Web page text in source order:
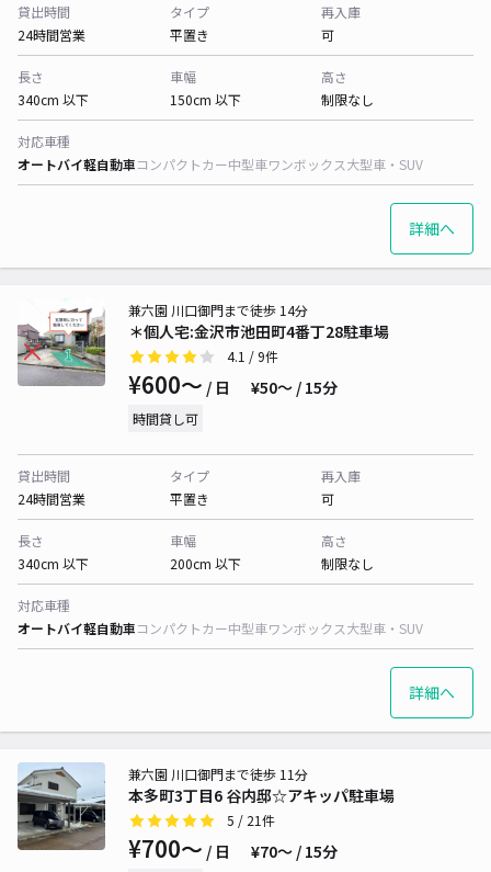
貸出時間
24時間営業
タイプ
平置き
再入庫
可
長さ
340cm 以下
車幅
150cm 以下
高さ
制限なし
対応車種
オートバイ軽自動車コンパクトカー中型車ワンボックス大型車・SUV
詳細へ
＊個人宅:金沢市池田町4番丁28駐車場
兼六園 川口御門まで徒歩 14分
4.1 / 9件
¥600〜 / 日 ¥50〜 / 15分
時間貸し可
貸出時間
24時間営業
タイプ
平置き
再入庫
可
長さ
340cm 以下
車幅
200cm 以下
高さ
制限なし
対応車種
オートバイ軽自動車コンパクトカー中型車ワンボックス大型車・SUV
詳細へ
本多町3丁目6 谷内邸☆アキッパ駐車場
兼六園 川口御門まで徒歩 11分
5 / 21件
¥700〜 / 日 ¥70〜 / 15分